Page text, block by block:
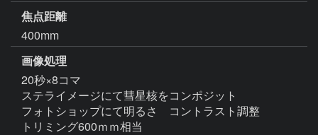
焦点距離
400mm
画像処理
20秒×8コマ
ステライメージにて彗星核をコンポジット
フォトショップにて明るさ　コントラスト調整
トリミング600ｍｍ相当